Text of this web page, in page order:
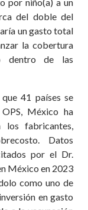
por niño(a) a un
del doble del
un gasto total
la cobertura
dentro de las
41 países se
México ha
fabricantes,
Datos
por el Dr.
México en 2023
como uno de
en gasto